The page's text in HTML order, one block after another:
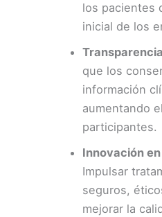
los pacientes
inicial de los
que los
información
aumentando
participantes.
Innovación
Impulsar
seguros,
mejorar la